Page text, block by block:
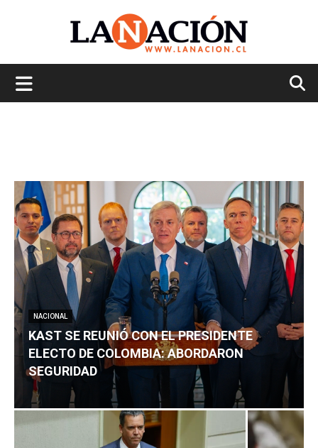
NACIONAL
KAST SE REUNIÓ CON EL PRESIDENTE
ELECTO DE COLOMBIA: ABORDARON
SEGURIDAD